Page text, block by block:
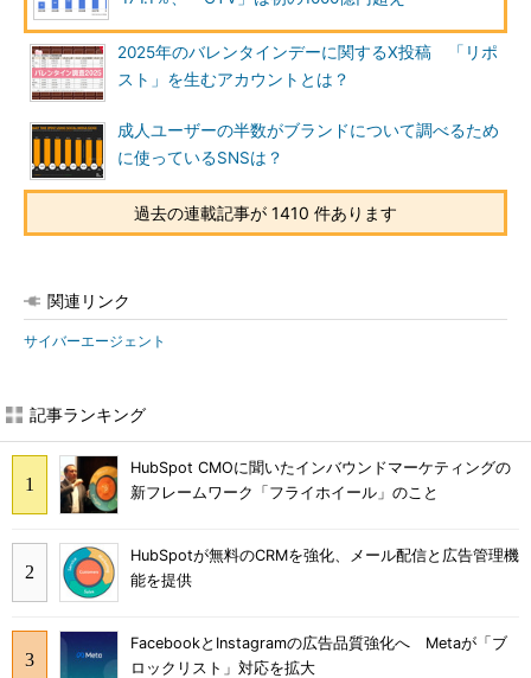
2025年のバレンタインデーに関するX投稿 「リポ
スト」を生むアカウントとは？
成人ユーザーの半数がブランドについて調べるため
に使っているSNSは？
過去の連載記事が 1410 件あります
関連リンク
サイバーエージェント
記事ランキング
HubSpot CMOに聞いたインバウンドマーケティングの
新フレームワーク「フライホイール」のこと
HubSpotが無料のCRMを強化、メール配信と広告管理機
能を提供
FacebookとInstagramの広告品質強化へ Metaが「ブ
ロックリスト」対応を拡大